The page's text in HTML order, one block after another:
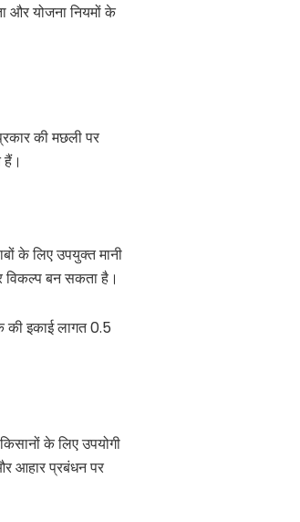
और योजना नियमों के
की मछली पर
हैं।
के लिए उपयुक्त मानी
विकल्प बन सकता है।
की इकाई लागत 0.5
के लिए उपयोगी
आहार प्रबंधन पर